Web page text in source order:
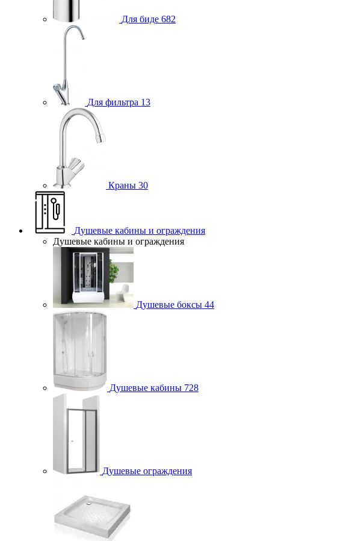
Для биде 682
Для фильтра 13
Краны 30
Душевые кабины и ограждения
Душевые кабины и ограждения
Душевые боксы 44
Душевые кабины 728
Душевые ограждения